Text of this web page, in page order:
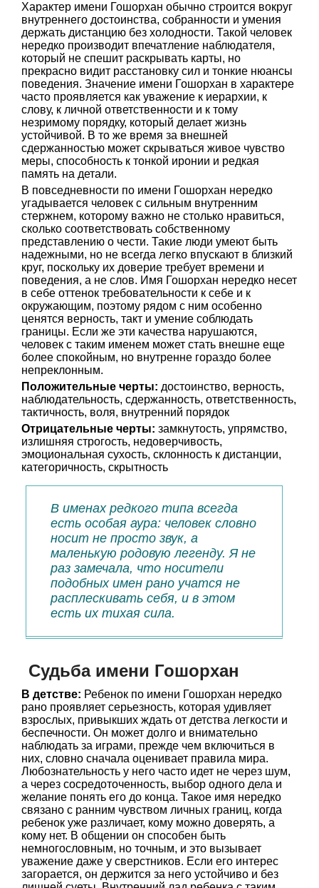
Характер имени Гошорхан обычно строится вокруг
внутреннего достоинства, собранности и умения
держать дистанцию без холодности. Такой человек
нередко производит впечатление наблюдателя,
который не спешит раскрывать карты, но
прекрасно видит расстановку сил и тонкие нюансы
поведения. Значение имени Гошорхан в характере
часто проявляется как уважение к иерархии, к
слову, к личной ответственности и к тому
незримому порядку, который делает жизнь
устойчивой. В то же время за внешней
сдержанностью может скрываться живое чувство
меры, способность к тонкой иронии и редкая
память на детали.
В повседневности по имени Гошорхан нередко
угадывается человек с сильным внутренним
стержнем, которому важно не столько нравиться,
сколько соответствовать собственному
представлению о чести. Такие люди умеют быть
надежными, но не всегда легко впускают в близкий
круг, поскольку их доверие требует времени и
поведения, а не слов. Имя Гошорхан нередко несет
в себе оттенок требовательности к себе и к
окружающим, поэтому рядом с ним особенно
ценятся верность, такт и умение соблюдать
границы. Если же эти качества нарушаются,
человек с таким именем может стать внешне еще
более спокойным, но внутренне гораздо более
непреклонным.
Положительные черты: достоинство, верность,
наблюдательность, сдержанность, ответственность,
тактичность, воля, внутренний порядок
Отрицательные черты: замкнутость, упрямство,
излишняя строгость, недоверчивость,
эмоциональная сухость, склонность к дистанции,
категоричность, скрытность
В именах редкого типа всегда
есть особая аура: человек словно
носит не просто звук, а
маленькую родовую легенду. Я не
раз замечала, что носители
подобных имен рано учатся не
расплескивать себя, и в этом
есть их тихая сила.
Судьба имени Гошорхан
В детстве: Ребенок по имени Гошорхан нередко
рано проявляет серьезность, которая удивляет
взрослых, привыкших ждать от детства легкости и
беспечности. Он может долго и внимательно
наблюдать за играми, прежде чем включиться в
них, словно сначала оценивает правила мира.
Любознательность у него часто идет не через шум,
а через сосредоточенность, выбор одного дела и
желание понять его до конца. Такое имя нередко
связано с ранним чувством личных границ, когда
ребенок уже различает, кому можно доверять, а
кому нет. В общении он способен быть
немногословным, но точным, и это вызывает
уважение даже у сверстников. Если его интерес
загорается, он держится за него устойчиво и без